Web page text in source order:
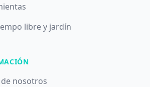
libre y jardín
nosotros